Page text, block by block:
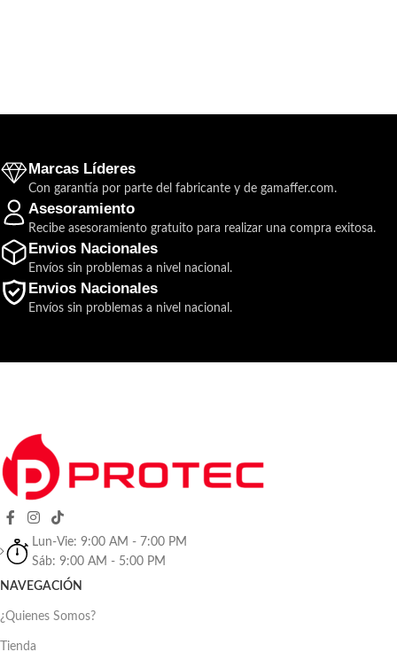
Marcas Líderes
Con garantía por parte del fabricante y de gamaffer.com.
Asesoramiento
Recibe asesoramiento gratuito para realizar una compra exitosa.
Envios Nacionales
Envíos sin problemas a nivel nacional.
Envios Nacionales
Envíos sin problemas a nivel nacional.
Lun-Vie: 9:00 AM - 7:00 PM
Sáb: 9:00 AM - 5:00 PM
NAVEGACIÓN
¿Quienes Somos?
Tienda